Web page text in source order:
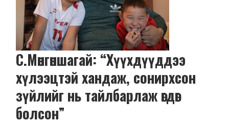
С.Мөнгөншагай: “Хүүхдүүддээ
хүлээцтэй хандаж, сонирхсон
зүйлийг нь тайлбарлаж өгдөг
болсон”